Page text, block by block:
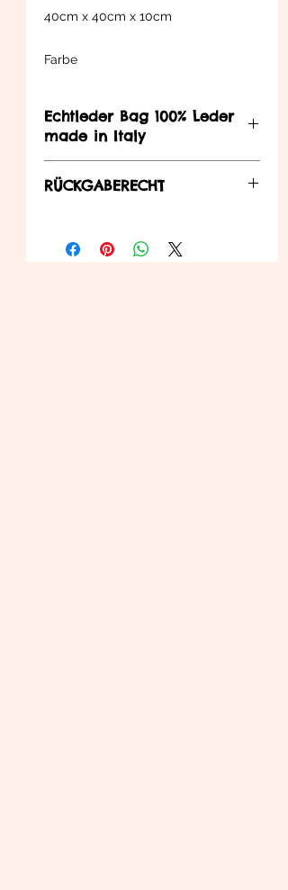
40cm x 40cm x 10cm
Farbe
Echtleder Bag 100% Leder
made in Italy
RÜCKGABERECHT
entnehmenden Bedienungen an uns